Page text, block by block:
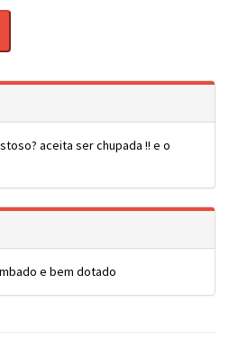
aceita ser chupada !! e o
e bem dotado